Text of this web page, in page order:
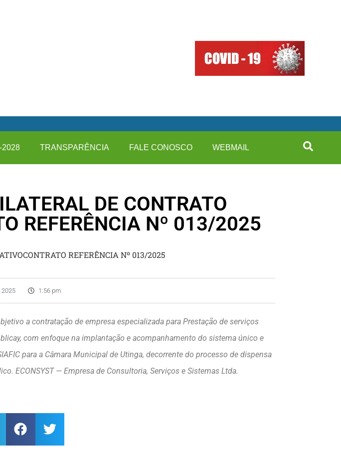
2028 TRANSPARÊNCIA FALE CONOSCO WEBMAIL
DE CONTRATO
REFERÊNCIA Nº 013/2025
REFERÊNCIA Nº 013/2025
2025 1:56 pm
a contratação de empresa especializada para Prestação de serviços
com enfoque na implantação e acompanhamento do sistema único e
para a Câmara Municipal de Utinga, decorrente do processo de dispensa
ECONSYST — Empresa de Consultoria, Serviços e Sistemas Ltda.